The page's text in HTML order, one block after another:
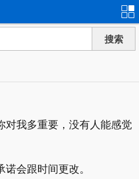
我多重要，没有人能感觉
会跟时间更改。